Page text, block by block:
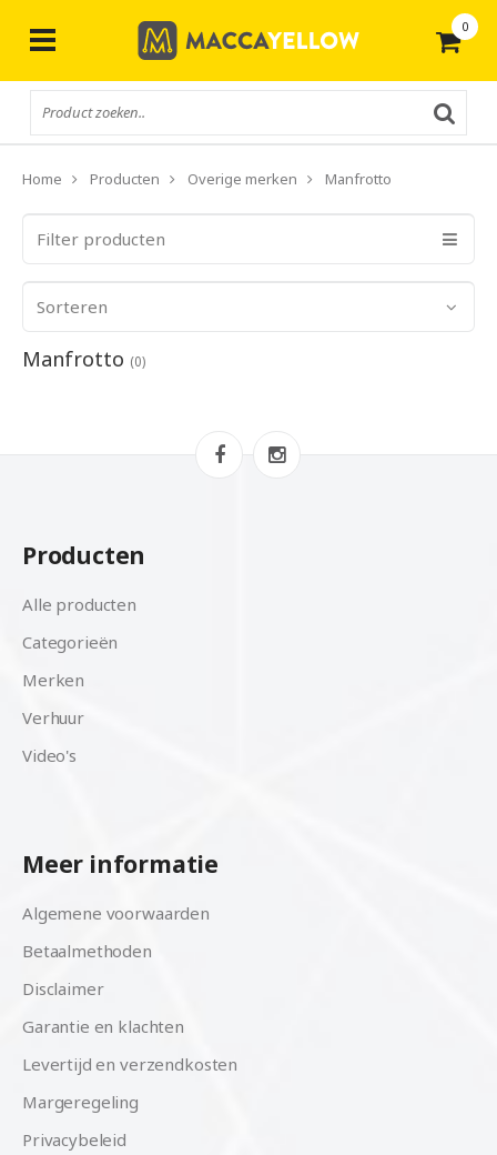
0
Home Producten Overige merken Manfrotto
Filter producten
Sorteren
Manfrotto (0)
Producten
Alle producten
Categorieën
Merken
Verhuur
Video's
Meer informatie
Algemene voorwaarden
Betaalmethoden
Disclaimer
Garantie en klachten
Levertijd en verzendkosten
Margeregeling
Privacybeleid